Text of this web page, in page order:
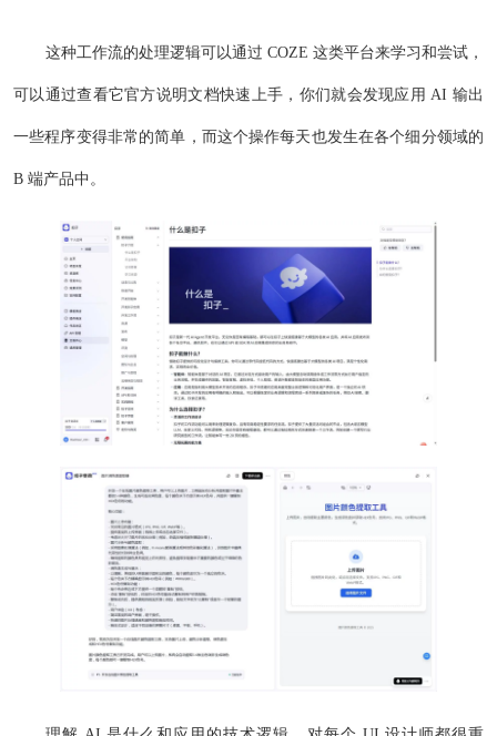
这种工作流的处理逻辑可以通过 COZE 这类平台来学习和尝试，
可以通过查看它官方说明文档快速上手，你们就会发现应用 AI 输出
一些程序变得非常的简单，而这个操作每天也发生在各个细分领域的
B 端产品中。